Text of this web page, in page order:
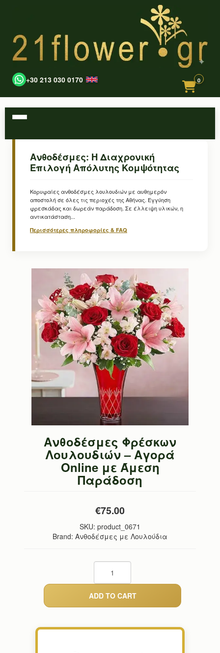
+30 213 030 0170 0
Ανθοδέσμες: Η Διαχρονική
Επιλογή Απόλυτης Κομψότητας
Κορυφαίες ανθοδέσμες λουλουδιών με αυθημερόν
αποστολή σε όλες τις περιοχές της Αθήνας. Εγγύηση
φρεσκάδας και δωρεάν παράδοση. Σε έλλειψη υλικών, η
αντικατάσταση...
Περισσότερες πληροφορίες & FAQ
Ανθοδέσμες Φρέσκων
Λουλουδιών – Αγορά
Online με Άμεση
Παράδοση
€75.00
SKU: product_0671
Brand: Ανθοδέσμες με Λουλούδια